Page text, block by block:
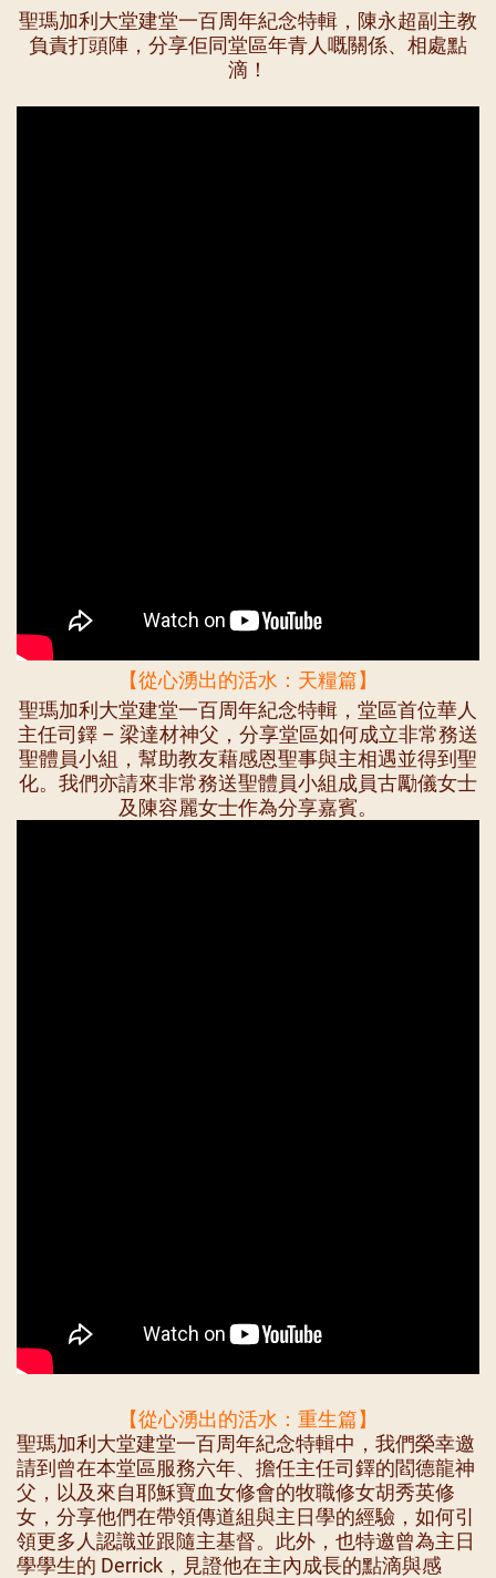
聖瑪加利大堂建堂一百周年紀念特輯，陳永超副主教
負責打頭陣，分享佢同堂區年青人嘅關係、相處點
滴！
【從心湧出的活水：天糧篇】
聖瑪加利大堂建堂一百周年紀念特輯，堂區首位華人
主任司鐸 – 梁達材神父，分享堂區如何成立非常務送
聖體員小組，幫助教友藉感恩聖事與主相遇並得到聖
化。我們亦請來非常務送聖體員小組成員古勵儀女士
及陳容麗女士作為分享嘉賓。
【從心湧出的活水：重生篇】
聖瑪加利大堂建堂一百周年紀念特輯中，我們榮幸邀
請到曾在本堂區服務六年、擔任主任司鐸的閻德龍神
父，以及來自耶穌寶血女修會的牧職修女胡秀英修
女，分享他們在帶領傳道組與主日學的經驗，如何引
領更多人認識並跟隨主基督。此外，也特邀曾為主日
學學生的 Derrick，見證他在主內成長的點滴與感